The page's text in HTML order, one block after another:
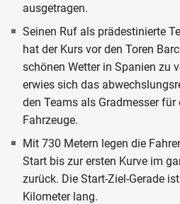
ausgetragen.
Seinen Ruf als prädestinierte
hat der Kurs vor den Toren
schönen Wetter in Spanien zu
erwies sich das
den Teams als Gradmesser
Fahrzeuge.
Mit 730 Metern legen die
Start bis zur ersten Kurve im
zurück. Die Start-Ziel-Gerade
Kilometer lang.